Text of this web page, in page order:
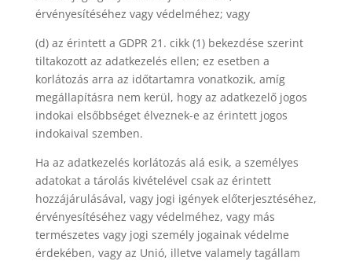
érvényesítéséhez vagy védelméhez; vagy
(d) az érintett a GDPR 21. cikk (1) bekezdése szerint
tiltakozott az adatkezelés ellen; ez esetben a
korlátozás arra az időtartamra vonatkozik, amíg
megállapításra nem kerül, hogy az adatkezelő jogos
indokai elsőbbséget élveznek-e az érintett jogos
indokaival szemben.
Ha az adatkezelés korlátozás alá esik, a személyes
adatokat a tárolás kivételével csak az érintett
hozzájárulásával, vagy jogi igények előterjesztéséhez,
érvényesítéséhez vagy védelméhez, vagy más
természetes vagy jogi személy jogainak védelme
érdekében, vagy az Unió, illetve valamely tagállam